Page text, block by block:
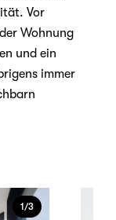
Vor
Wohnung
und ein
immer
1/3